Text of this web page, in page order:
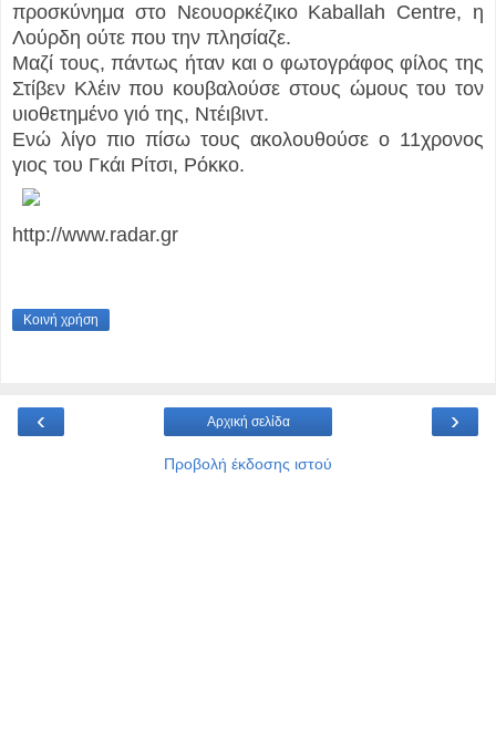
προσκύνημα στο Νεουορκέζικο Kaballah Centre, η
Λούρδη ούτε που την πλησίαζε.
Μαζί τους, πάντως ήταν και ο φωτογράφος φίλος της
Στίβεν Κλέιν που κουβαλούσε στους ώμους του τον
υιοθετημένο γιό της, Ντέιβιντ.
Ενώ λίγο πιο πίσω τους ακολουθούσε ο 11χρονος
γιος του Γκάι Ρίτσι, Ρόκκο.
http://www.radar.gr
Κοινή χρήση
‹ ›
Αρχική σελίδα
Προβολή έκδοσης ιστού